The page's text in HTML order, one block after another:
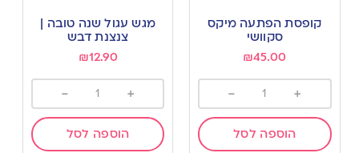
to
wishlist
קופסת הפתעה מיקס
סקוושי
₪45.00
+
-
הוספה לסל
to
wishlist
מגש עגול שנה טובה |
צנצנת דבש
₪12.90
+
-
הוספה לסל